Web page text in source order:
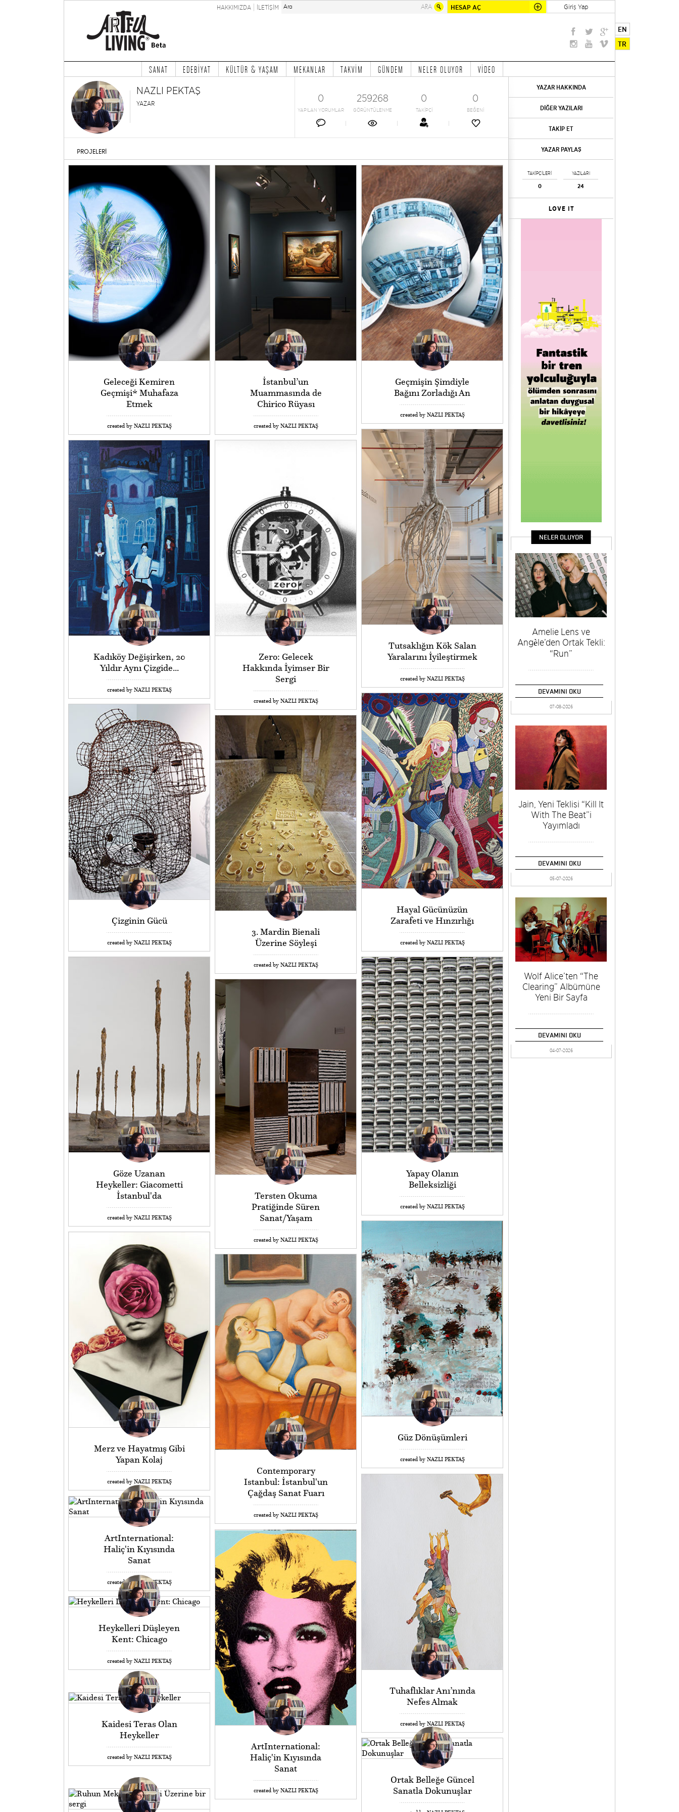
HESAP AÇ Giriş Yap
HAKKIMIZDA İLETİŞİM
EN
TR
SANAT EDEBİYAT KÜLTÜR & YAŞAM MEKANLAR TAKVİM GÜNDEM NELER OLUYOR VİDEO
NAZLI PEKTAŞ
YAZAR 0
YAPILAN YORUMLAR
259268
GÖRÜNTÜLENME
0
TAKİPÇİ
0
BEĞENİ
PROJELERİ
Geleceği Kemiren
Geçmişi* Muhafaza
Etmek
created by NAZLI PEKTAŞ
İstanbul’un
Muammasında de
Chirico Rüyası
created by NAZLI PEKTAŞ
Geçmişin Şimdiyle
Bağını Zorladığı An
created by NAZLI PEKTAŞ
Tutsaklığın Kök Salan
Yaralarını İyileştirmek
created by NAZLI PEKTAŞ
Kadıköy Değişirken, 20
Yıldır Aynı Çizgide...
created by NAZLI PEKTAŞ
Zero: Gelecek
Hakkında İyimser Bir
Sergi
created by NAZLI PEKTAŞ
Hayal Gücünüzün
Zarafeti ve Hınzırlığı
created by NAZLI PEKTAŞ
Çizginin Gücü
created by NAZLI PEKTAŞ
3. Mardin Bienali
Üzerine Söyleşi
created by NAZLI PEKTAŞ
Göze Uzanan
Heykeller: Giacometti
İstanbul'da
created by NAZLI PEKTAŞ
Yapay Olanın
Belleksizliği
created by NAZLI PEKTAŞ
Tersten Okuma
Pratiğinde Süren
Sanat/Yaşam
created by NAZLI PEKTAŞ
Güz Dönüşümleri
created by NAZLI PEKTAŞ
Merz ve Hayatmış Gibi
Yapan Kolaj
created by NAZLI PEKTAŞ
Contemporary
Istanbul: İstanbul'un
Çağdaş Sanat Fuarı
created by NAZLI PEKTAŞ
Tuhaflıklar Anı’nında
Nefes Almak
created by NAZLI PEKTAŞ
ArtInternational:
Haliç'in Kıyısında
Sanat
created by NAZLI PEKTAŞ
ArtInternational:
Haliç'in Kıyısında
Sanat
created by NAZLI PEKTAŞ
Heykelleri Düşleyen
Kent: Chicago
created by NAZLI PEKTAŞ
Kaidesi Teras Olan
Heykeller
created by NAZLI PEKTAŞ
Ortak Belleğe Güncel
Sanatla Dokunuşlar
YAZAR HAKKINDA
DİĞER YAZILARI
TAKİP ET
YAZAR PAYLAŞ
TAKİPÇİLERİ
0
YAZILARI
24
LOVE IT
NELER OLUYOR
Amelie Lens ve
Angèle’den Ortak Tekli:
“Run”
DEVAMINI OKU
07-08-2026
Jain, Yeni Teklisi “Kill It
With The Beat”i
Yayımladı
DEVAMINI OKU
05-07-2026
Wolf Alice’ten “The
Clearing” Albümüne
Yeni Bir Sayfa
DEVAMINI OKU
04-07-2026